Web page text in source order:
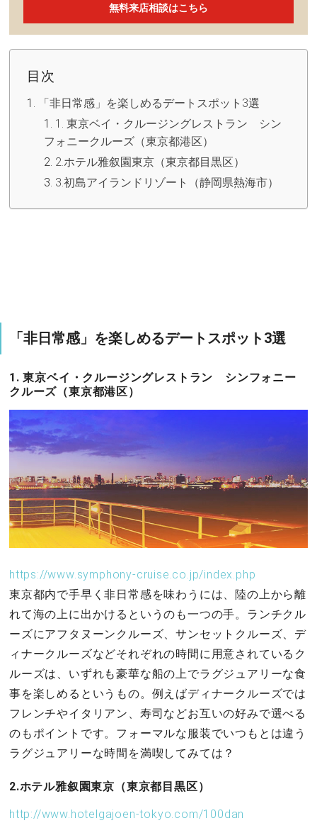
無料来店相談はこちら
目次
「非日常感」を楽しめるデートスポット3選
1. 東京ベイ・クルージングレストラン シン
フォニークルーズ（東京都港区）
2.ホテル雅叙園東京（東京都目黒区）
3.初島アイランドリゾート（静岡県熱海市）
「非日常感」を楽しめるデートスポット3選
1. 東京ベイ・クルージングレストラン シンフォニー
クルーズ（東京都港区）
https://www.symphony-cruise.co.jp/index.php
東京都内で手早く非日常感を味わうには、陸の上から離
れて海の上に出かけるというのも一つの手。ランチクル
ーズにアフタヌーンクルーズ、サンセットクルーズ、デ
ィナークルーズなどそれぞれの時間に用意されているク
ルーズは、いずれも豪華な船の上でラグジュアリーな食
事を楽しめるというもの。例えばディナークルーズでは
フレンチやイタリアン、寿司などお互いの好みで選べる
のもポイントです。フォーマルな服装でいつもとは違う
ラグジュアリーな時間を満喫してみては？
2.ホテル雅叙園東京（東京都目黒区）
http://www.hotelgajoen-tokyo.com/100dan